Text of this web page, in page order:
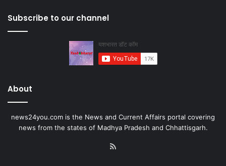
Subscribe to our channel
About
news24you.com is the News and Current Affairs portal covering
news from the states of Madhya Pradesh and Chhattisgarh.
RSS